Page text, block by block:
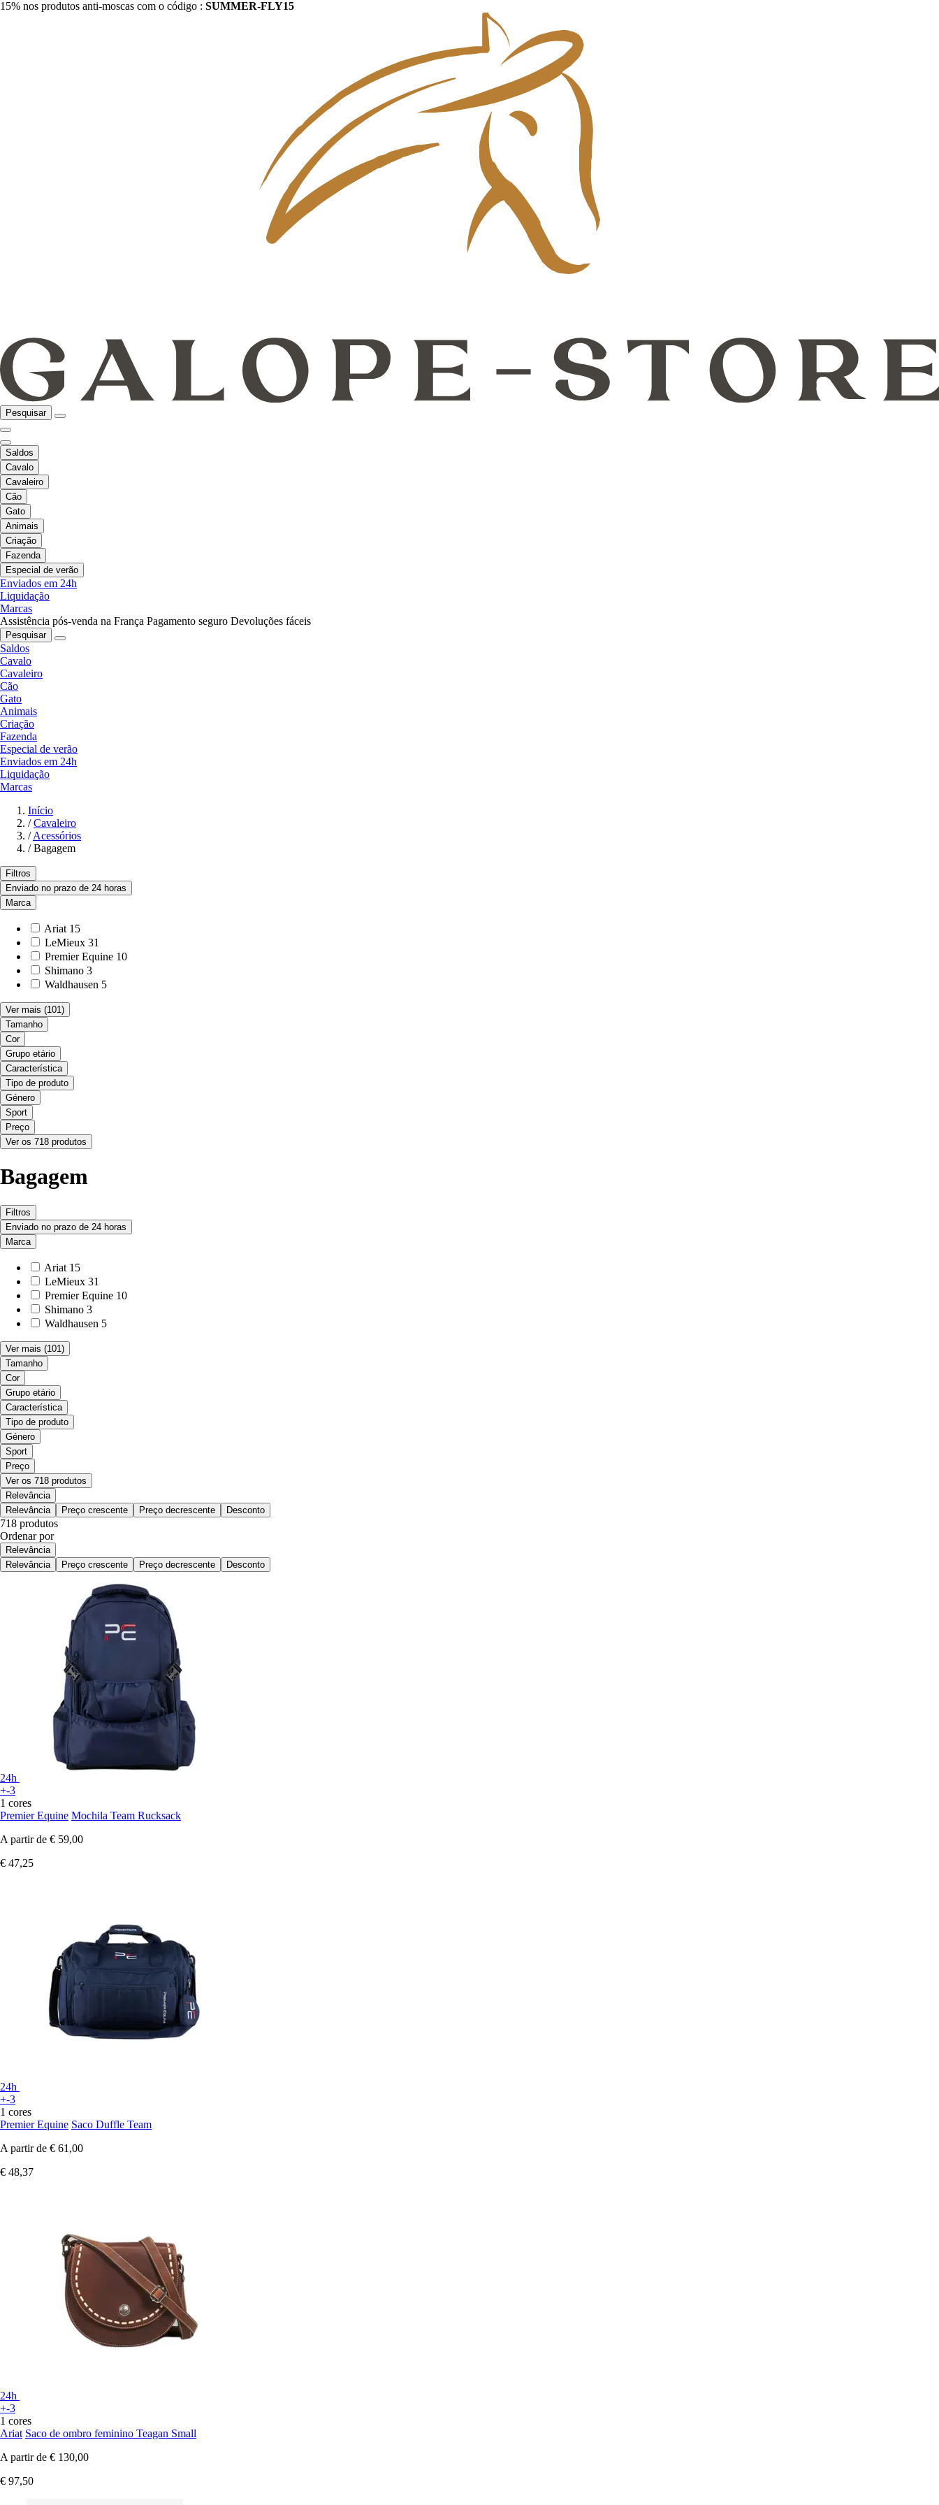
15% nos produtos anti-moscas com o código : SUMMER-FLY15
Pesquisar
Saldos
Cavalo
Cavaleiro
Cão
Gato
Animais
Criação
Fazenda
Especial de verão
Enviados em 24h
Liquidação
Marcas
Assistência pós-venda na França Pagamento seguro Devoluções fáceis
Pesquisar
Saldos
Cavalo
Cavaleiro
Cão
Gato
Animais
Criação
Fazenda
Especial de verão
Enviados em 24h
Liquidação
Marcas
Início
/ Cavaleiro
/ Acessórios
/ Bagagem
Filtros
Enviado no prazo de 24 horas
Marca
Ariat 15
LeMieux 31
Premier Equine 10
Shimano 3
Waldhausen 5
Ver mais (101)
Tamanho
Cor
Grupo etário
Característica
Tipo de produto
Género
Sport
Preço
Ver os 718 produtos
Bagagem
Filtros
Enviado no prazo de 24 horas
Marca
Ariat 15
LeMieux 31
Premier Equine 10
Shimano 3
Waldhausen 5
Ver mais (101)
Tamanho
Cor
Grupo etário
Característica
Tipo de produto
Género
Sport
Preço
Ver os 718 produtos
Relevância
Relevância
Preço crescente Preço decrescente Desconto
718 produtos
Ordenar por
Relevância
Relevância
Preço crescente Preço decrescente Desconto
24h
+-3
1 cores
Premier Equine Mochila Team Rucksack
A partir de € 59,00
€ 47,25
24h
+-3
1 cores
Premier Equine Saco Duffle Team
A partir de € 61,00
€ 48,37
24h
+-3
1 cores
Ariat Saco de ombro feminino Teagan Small
A partir de € 130,00
€ 97,50